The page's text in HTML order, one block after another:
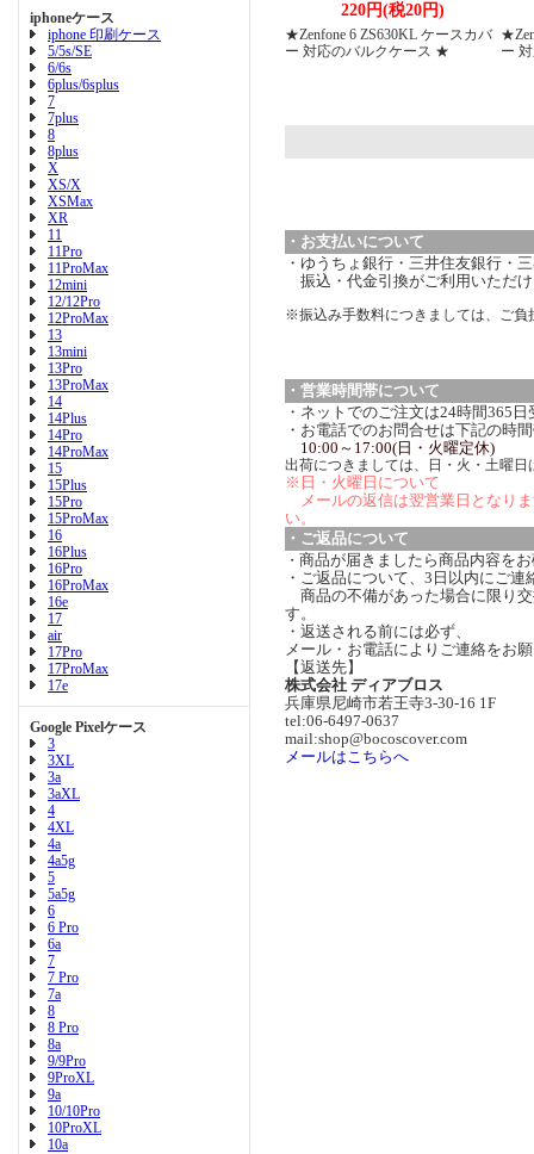
iphoneケース
iphone 印刷ケース
5/5s/SE
6/6s
6plus/6splus
7
7plus
8
8plus
X
XS/X
XSMax
XR
11
11Pro
11ProMax
12mini
12/12Pro
12ProMax
13
13mini
13Pro
13ProMax
14
14Plus
14Pro
14ProMax
15
15Plus
15Pro
15ProMax
16
16Plus
16Pro
16ProMax
16e
17
air
17Pro
17ProMax
17e
Google Pixelケース
3
3XL
3a
3aXL
4
4XL
4a
4a5g
5
5a5g
6
6 Pro
6a
7
7 Pro
7a
8
8 Pro
8a
9/9Pro
9ProXL
9a
10/10Pro
10ProXL
10a
220円(税20円)
★Zenfone 6 ZS630KL ケースカバ
ー 対応のバルクケース ★
ー
・お支払いについて
・ゆうちょ銀行・三井住友銀行・
振込・代金引換がご利用いただ
※振込み手数料につきましては、ご負
・営業時間帯について
・ネットでのご注文は24時間365
・お電話でのお問合せは下記の時
10:00～17:00(日・火曜定休)
出荷につきましては、日・火・土曜日
※日・火曜日について
メールの返信は翌営業日となり
い。
・ご返品について
・ 商品が届きましたら商品内容を
・ご返品について、3日以内にご連
商品の不備があった場合に限り
す。
・返送される前には必ず、
メール・お電話によりご連絡をお
【返送先】
株式会社 ディアブロス
兵庫県尼崎市若王寺3-30-16 1F
tel:06-6497-0637
mail:shop@bocoscover.com
メールはこちらへ